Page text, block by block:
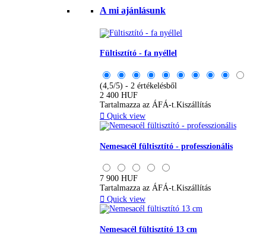
A mi ajánlásunk
Fültisztító - fa nyéllel
(4,5/5) - 2 értékelésből
2 400 HUF
Tartalmazza az ÁFÁ-t.Kiszállítás
 Quick view
Nemesacél fültisztító - professzionális
7 900 HUF
Tartalmazza az ÁFÁ-t.Kiszállítás
 Quick view
Nemesacél fültisztító 13 cm